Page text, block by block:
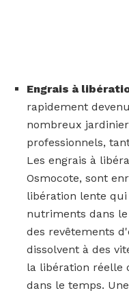
Engrais à
rapidement
nombreux
professionnels,
Les engrais à
Osmocote, sont
libération lente
nutriments dans
des revêtements
dissolvent à des
la libération réelle
dans le temps.